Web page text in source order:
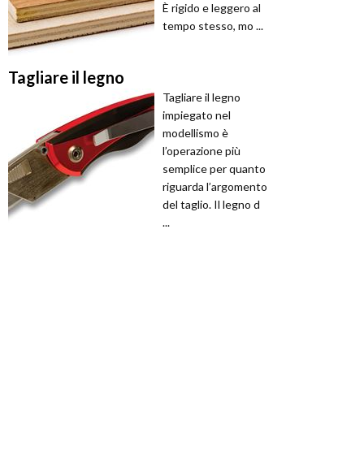
È rigido e leggero al
tempo stesso, mo ...
Tagliare il legno
Tagliare il legno
impiegato nel
modellismo è
l’operazione più
semplice per quanto
riguarda l’argomento
del taglio. Il legno d
...